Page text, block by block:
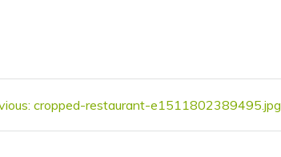
Previous
cropped-restaurant-e1511802389495.jpg